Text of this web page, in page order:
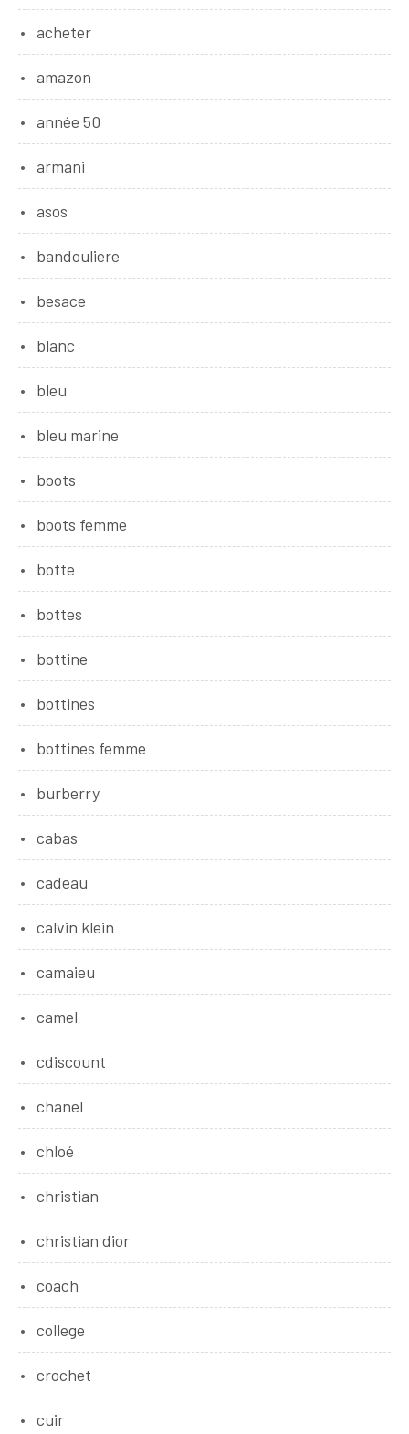
acheter
amazon
année 50
armani
asos
bandouliere
besace
blanc
bleu
bleu marine
boots
boots femme
botte
bottes
bottine
bottines
bottines femme
burberry
cabas
cadeau
calvin klein
camaieu
camel
cdiscount
chanel
chloé
christian
christian dior
coach
college
crochet
cuir